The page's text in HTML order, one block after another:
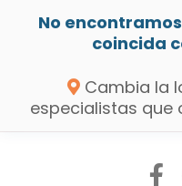
No
coincida
Cambia la
especialistas que